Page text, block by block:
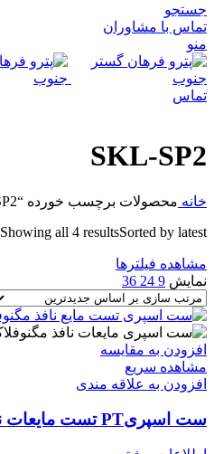
جستجو
تماس با مشاوران
منو
تماس
SKL-SP2
خانه محصولات برچسب خورده “SKL-SP2”
Showing all 4 resultsSorted by latest
مشاهده فیلترها
نمایش 9
24
36
افزودن به مقایسه
مشاهده سریع
افزودن به علاقه مندی
ست اسپریPT تست مایعات نافذ برند MAGNAFLUX(هندی )